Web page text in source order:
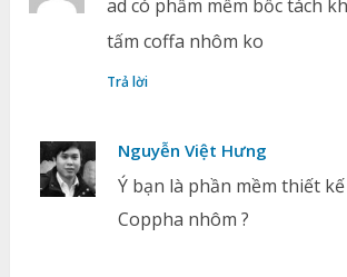
ad có phầm mềm bốc tách
tấm coffa nhôm ko
Trả lời
Nguyễn Việt Hưng
Ý bạn là phần mềm thiết
Coppha nhôm ?